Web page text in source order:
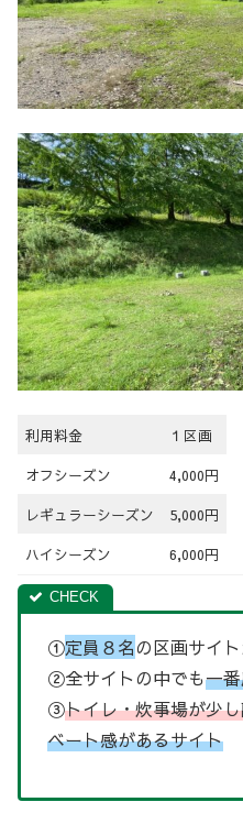
利用料金 １区画
オフシーズン 4,000円
レギュラーシーズン 5,000円
ハイシーズン 6,000円
①定員８名の区画サイ
②全サイトの中でも一
③トイレ・炊事場が少
ベート感があるサイト